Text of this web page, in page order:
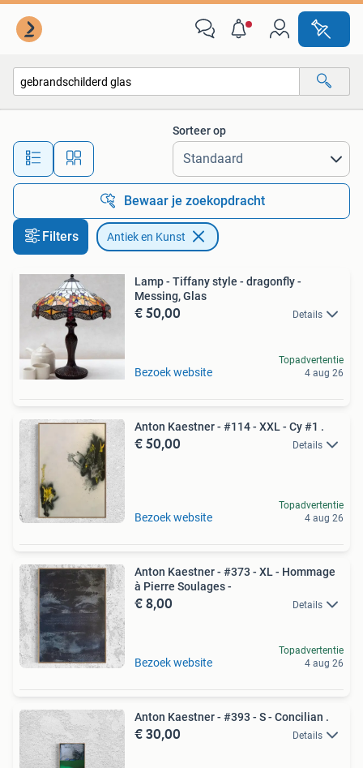
Alle afstanden…
Sorteer op
Bewaar je zoekopdracht
Filters Antiek en Kunst
Lamp - Tiffany style - dragonfly -
Messing, Glas
€ 50,00 Details
Bezoek website
Topadvertentie
4 aug 26
Anton Kaestner - #114 - XXL - Cy #1 .
€ 50,00 Details
Bezoek website
Topadvertentie
4 aug 26
Anton Kaestner - #373 - XL - Hommage
à Pierre Soulages -
€ 8,00 Details
Bezoek website
Topadvertentie
4 aug 26
Anton Kaestner - #393 - S - Concilian .
€ 30,00 Details